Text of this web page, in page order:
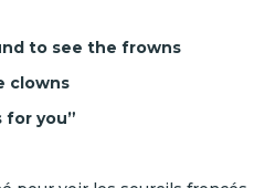
to see the frowns
clowns
for you”